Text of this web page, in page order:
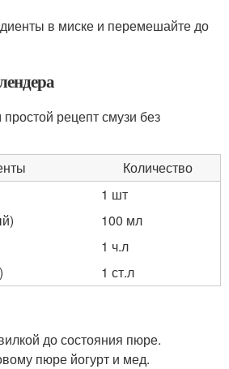
в миске и перемешайте до
рецепт смузи без
Количество
1 шт
100 мл
1 ч.л
1 ст.л
до состояния пюре.
пюре йогурт и мед.